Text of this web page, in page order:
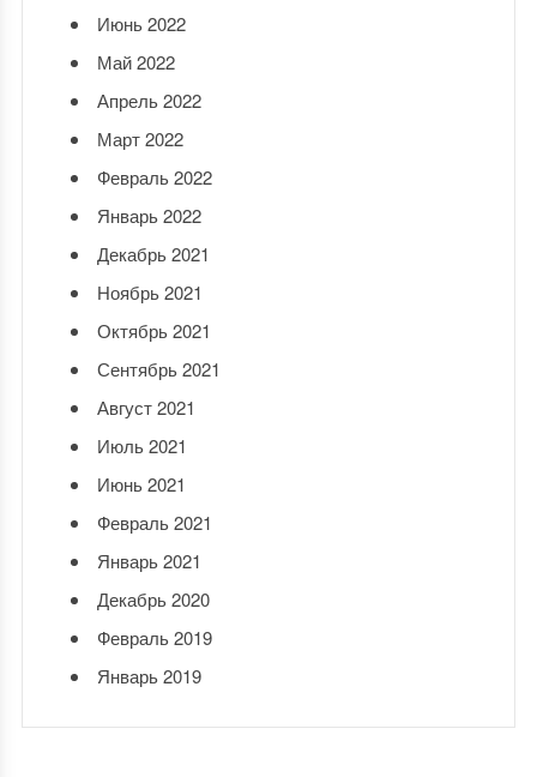
Июнь 2022
Май 2022
Апрель 2022
Март 2022
Февраль 2022
Январь 2022
Декабрь 2021
Ноябрь 2021
Октябрь 2021
Сентябрь 2021
Август 2021
Июль 2021
Июнь 2021
Февраль 2021
Январь 2021
Декабрь 2020
Февраль 2019
Январь 2019